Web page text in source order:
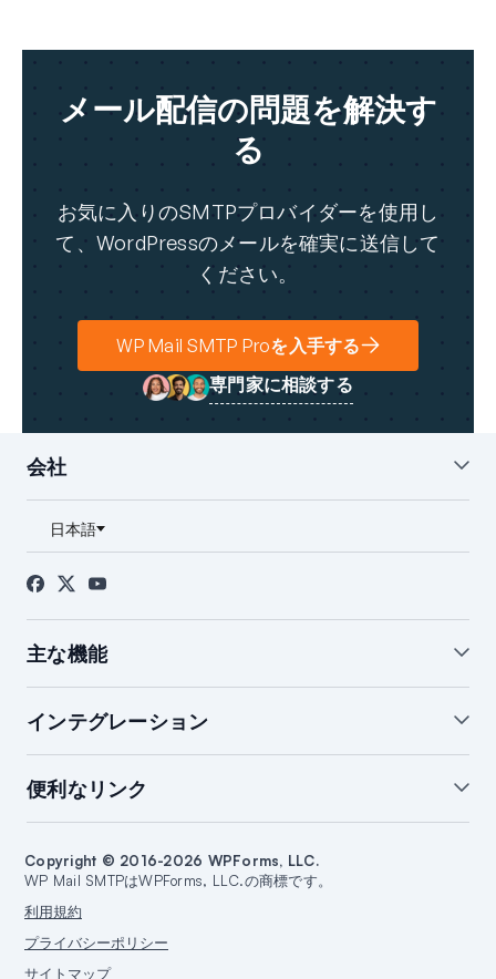
メール配信の問題を解決す
る
お気に入りのSMTPプロバイダーを使用し
て、WordPressのメールを確実に送信して
ください。
WP Mail SMTP Proを入手する
専門家に相談する
会社
お問い合わせ
アフィリエイト
主な機能
WordPressメールログ
バックアップ接続
メール障害アラート
WordPressメールレポート
開封＆クリック追跡
インテグレーション
Brevoインテグレーション
SMTP.comインテグレーション
Amazon SESインテグレーション
Google/Gmailインテグレーション
Mailgunインテグレーション
Microsoft 365インテグレーション
便利なリンク
ドキュメント
WordPressホスティング
ウェブサイトを作成する
WordPressガイド
Copyright © 2016-2026 WPForms, LLC.
WP Mail SMTPはWPForms, LLC.の商標です。
利用規約
プライバシーポリシー
サイトマップ